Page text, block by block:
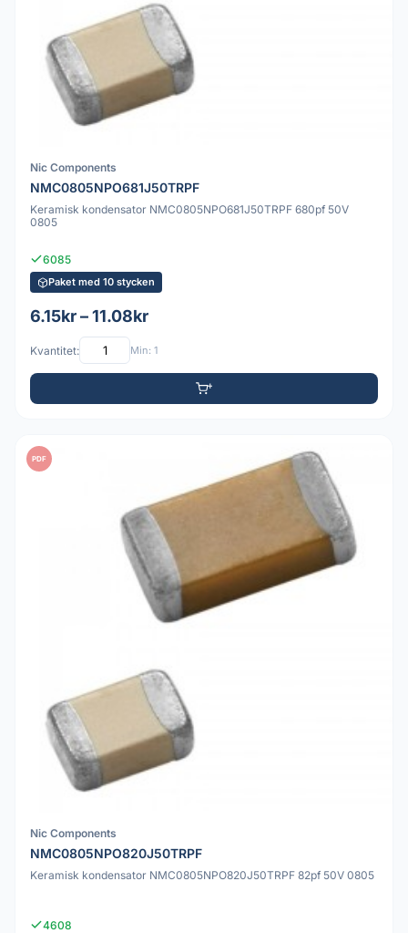
Nic Components
NMC0805NPO681J50TRPF
Keramisk kondensator NMC0805NPO681J50TRPF 680pf 50V
0805
6085
Paket med 10 stycken
6.15kr – 11.08kr
Kvantitet: Min: 1
PDF
Nic Components
NMC0805NPO820J50TRPF
Keramisk kondensator NMC0805NPO820J50TRPF 82pf 50V 0805
4608